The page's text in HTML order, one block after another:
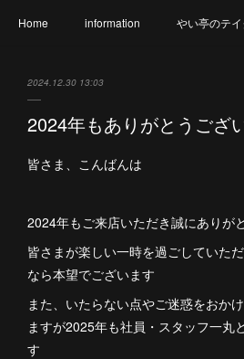
Home information やい亭のテイ
やい亭と繋がろう
2024.12.30 13:03
2024年もありがとうござ
皆さま、こんばんは
2024年もご来店いただき誠にありが
皆さまが楽しい一時を過ごしていた
なら本望でございます
また、いたらない点やご迷惑をおか
ますが2025年も社員・スタッフ一丸
す